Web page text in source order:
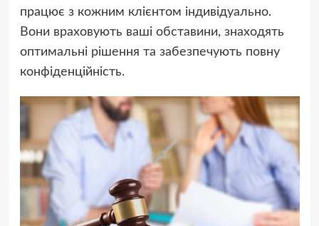
працює з кожним клієнтом індивідуально.
Вони враховують ваші обставини, знаходять
оптимальні рішення та забезпечують повну
конфіденційність.